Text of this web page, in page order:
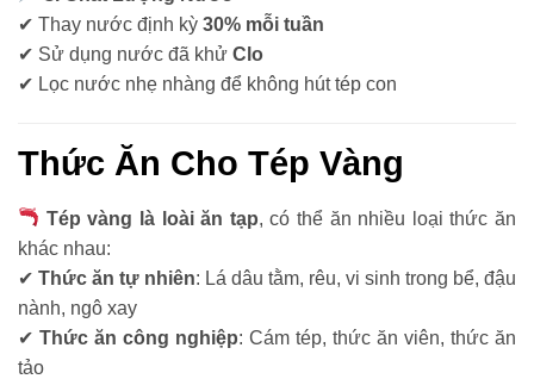
✔ Thay nước định kỳ 30% mỗi tuần
✔ Sử dụng nước đã khử Clo
✔ Lọc nước nhẹ nhàng để không hút tép con
Thức Ăn Cho Tép Vàng
Tép vàng là loài ăn tạp, có thể ăn nhiều loại thức ăn
khác nhau:
✔ Thức ăn tự nhiên: Lá dâu tằm, rêu, vi sinh trong bể, đậu
nành, ngô xay
✔ Thức ăn công nghiệp: Cám tép, thức ăn viên, thức ăn
tảo